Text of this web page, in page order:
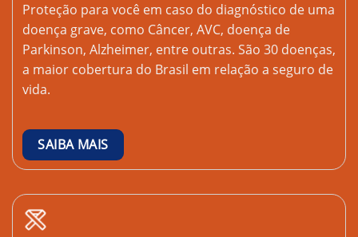
Proteção para você em caso do diagnóstico de uma
doença grave, como Câncer, AVC, doença de
Parkinson, Alzheimer, entre outras. São 30 doenças,
a maior cobertura do Brasil em relação a seguro de
vida.
SAIBA MAIS